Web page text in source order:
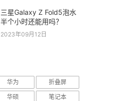
三星Galaxy Z Fold5泡水
半个小时还能用吗？
2023年09月12日
华为
折叠屏
华硕
笔记本